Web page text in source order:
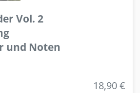
Vol. 2
und Noten
18,90 €